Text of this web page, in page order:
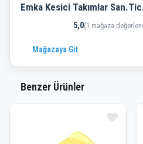
Emka Kesici Takımlar
5,0(1 mağaza
Mağazaya Git
Benzer Ürünler